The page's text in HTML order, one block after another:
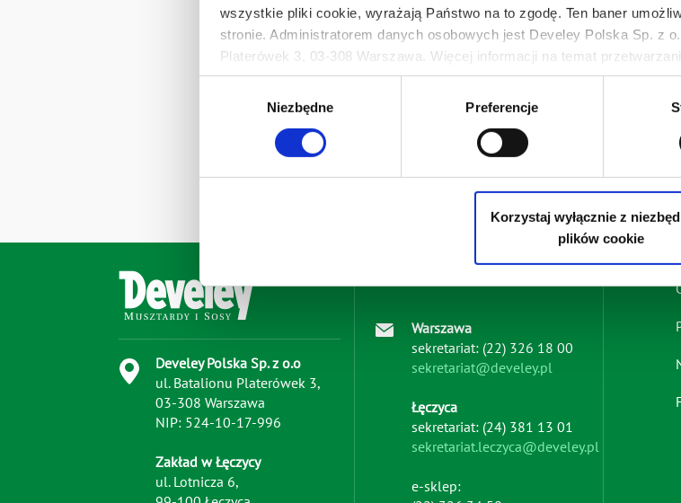
wszystkie pliki cookie, wyrażają Państwo na to zgodę. Ten baner
stronie. Administratorem danych osobowych jest Develey Polska Sp. z
Platerówek 3, 03-308 Warszawa. Więcej informacji na temat
Prywatności.
Ten baner umożliwia ustawienie Twoich preferencji tylko na naszej
Develey Polska Sp. z o.o z siedzibą w Warszawie przy ul. Batalionu
przetwarzaniu danych osobowych jest wPolityki prywatności
Niezbędne Preferencje
Korzystaj wyłącznie z
plików cookie
Regulamin promocji ''Drugi za
Develey Polska Sp. z o.o
ul. Batalionu Platerówek 3,
03-308 Warszawa
NIP: 524-10-17-996
Zakład w Łęczycy
ul. Lotnicza 6,
Warszawa
sekretariat: (22) 326 18 00
sekretariat@develey.pl
Łęczyca
sekretariat: (24) 381 13 01
sekretariat.leczyca@develey.pl
e-sklep:
menu